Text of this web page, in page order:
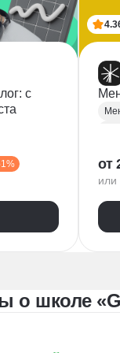
с
E-
от
или
о школе